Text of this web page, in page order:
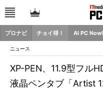
プロナビ チョイ得！ AI PC Now!
ニュース
XP-PEN、11.9型フル
液晶ペンタブ「Artist